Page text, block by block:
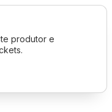
produtor e